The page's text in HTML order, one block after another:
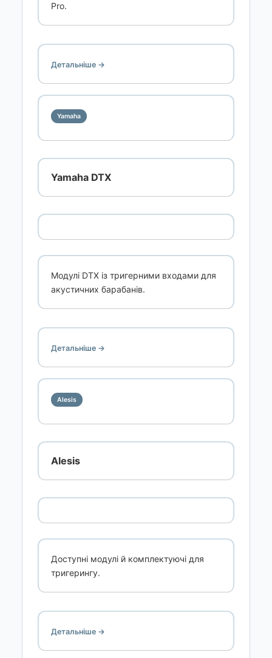
Pro.
Детальніше →
Yamaha
Yamaha DTX
Модулі DTX із тригерними входами для
акустичних барабанів.
Детальніше →
Alesis
Alesis
Доступні модулі й комплектуючі для
тригерингу.
Детальніше →